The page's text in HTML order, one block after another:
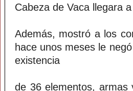
Cabeza de Vaca llegara
Además, mostró a los
hace unos meses le
existencia
de 36 elementos, armas